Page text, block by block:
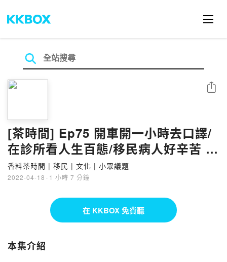
[茶時間] Ep75 開車開一小時去口譯/
在診所看人生百態/移民病人好辛苦 |
Ping
香料茶時間 | 移民 | 文化 | 小眾議題
2022-04-18 · 1 小時 7 分鐘
分享
在 KKBOX 免費聽
本集介紹